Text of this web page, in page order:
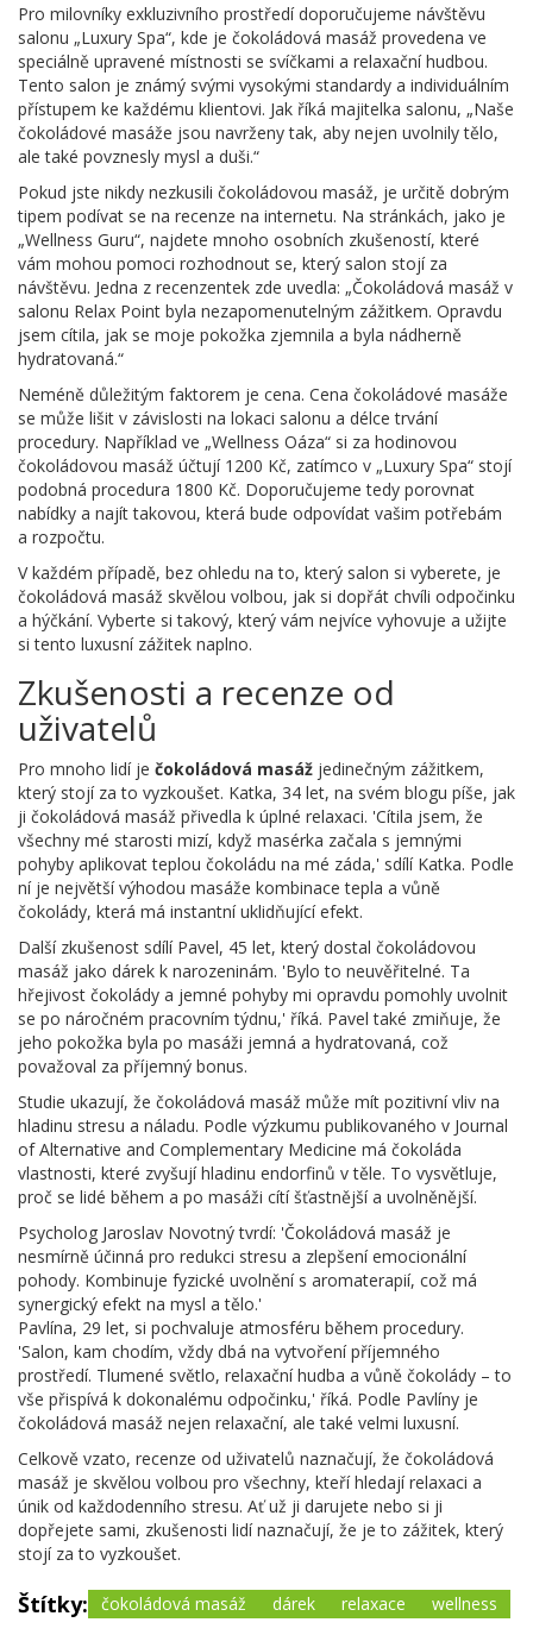
Pro milovníky exkluzivního prostředí doporučujeme návštěvu
salonu „Luxury Spa“, kde je čokoládová masáž provedena ve
speciálně upravené místnosti se svíčkami a relaxační hudbou.
Tento salon je známý svými vysokými standardy a individuálním
přístupem ke každému klientovi. Jak říká majitelka salonu, „Naše
čokoládové masáže jsou navrženy tak, aby nejen uvolnily tělo,
ale také povznesly mysl a duši.“
Pokud jste nikdy nezkusili čokoládovou masáž, je určitě dobrým
tipem podívat se na recenze na internetu. Na stránkách, jako je
„Wellness Guru“, najdete mnoho osobních zkušeností, které
vám mohou pomoci rozhodnout se, který salon stojí za
návštěvu. Jedna z recenzentek zde uvedla: „Čokoládová masáž v
salonu Relax Point byla nezapomenutelným zážitkem. Opravdu
jsem cítila, jak se moje pokožka zjemnila a byla nádherně
hydratovaná.“
Neméně důležitým faktorem je cena. Cena čokoládové masáže
se může lišit v závislosti na lokaci salonu a délce trvání
procedury. Například ve „Wellness Oáza“ si za hodinovou
čokoládovou masáž účtují 1200 Kč, zatímco v „Luxury Spa“ stojí
podobná procedura 1800 Kč. Doporučujeme tedy porovnat
nabídky a najít takovou, která bude odpovídat vašim potřebám
a rozpočtu.
V každém případě, bez ohledu na to, který salon si vyberete, je
čokoládová masáž skvělou volbou, jak si dopřát chvíli odpočinku
a hýčkání. Vyberte si takový, který vám nejvíce vyhovuje a užijte
si tento luxusní zážitek naplno.
Zkušenosti a recenze od
uživatelů
Pro mnoho lidí je čokoládová masáž jedinečným zážitkem,
který stojí za to vyzkoušet. Katka, 34 let, na svém blogu píše, jak
ji čokoládová masáž přivedla k úplné relaxaci. 'Cítila jsem, že
všechny mé starosti mizí, když masérka začala s jemnými
pohyby aplikovat teplou čokoládu na mé záda,' sdílí Katka. Podle
ní je největší výhodou masáže kombinace tepla a vůně
čokolády, která má instantní uklidňující efekt.
Další zkušenost sdílí Pavel, 45 let, který dostal čokoládovou
masáž jako dárek k narozeninám. 'Bylo to neuvěřitelné. Ta
hřejivost čokolády a jemné pohyby mi opravdu pomohly uvolnit
se po náročném pracovním týdnu,' říká. Pavel také zmiňuje, že
jeho pokožka byla po masáži jemná a hydratovaná, což
považoval za příjemný bonus.
Studie ukazují, že čokoládová masáž může mít pozitivní vliv na
hladinu stresu a náladu. Podle výzkumu publikovaného v Journal
of Alternative and Complementary Medicine má čokoláda
vlastnosti, které zvyšují hladinu endorfinů v těle. To vysvětluje,
proč se lidé během a po masáži cítí šťastnější a uvolněnější.
Psycholog Jaroslav Novotný tvrdí: 'Čokoládová masáž je
nesmírně účinná pro redukci stresu a zlepšení emocionální
pohody. Kombinuje fyzické uvolnění s aromaterapií, což má
synergický efekt na mysl a tělo.'
Pavlína, 29 let, si pochvaluje atmosféru během procedury.
'Salon, kam chodím, vždy dbá na vytvoření příjemného
prostředí. Tlumené světlo, relaxační hudba a vůně čokolády – to
vše přispívá k dokonalému odpočinku,' říká. Podle Pavlíny je
čokoládová masáž nejen relaxační, ale také velmi luxusní.
Celkově vzato, recenze od uživatelů naznačují, že čokoládová
masáž je skvělou volbou pro všechny, kteří hledají relaxaci a
únik od každodenního stresu. Ať už ji darujete nebo si ji
dopřejete sami, zkušenosti lidí naznačují, že je to zážitek, který
stojí za to vyzkoušet.
Štítky: čokoládová masáž dárek relaxace wellness